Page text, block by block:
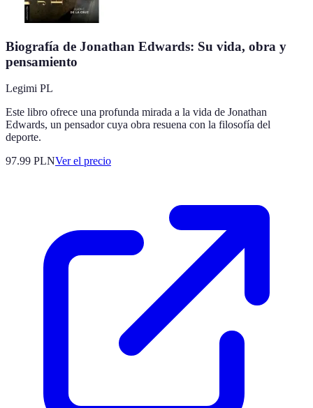
Biografía de Jonathan Edwards: Su vida, obra y
pensamiento
Legimi PL
Este libro ofrece una profunda mirada a la vida de Jonathan
Edwards, un pensador cuya obra resuena con la filosofía del
deporte.
97.99 PLNVer el precio